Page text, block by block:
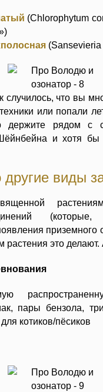
(Chlorophytum
случилось, что вы
или попали
держите рядом с
и хотя
виды
приземного
растения это
пары бензола,
котиков/пёсиков